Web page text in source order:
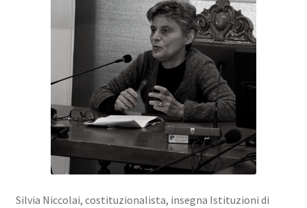
Silvia Niccolai, costituzionalista, insegna Istituzioni di